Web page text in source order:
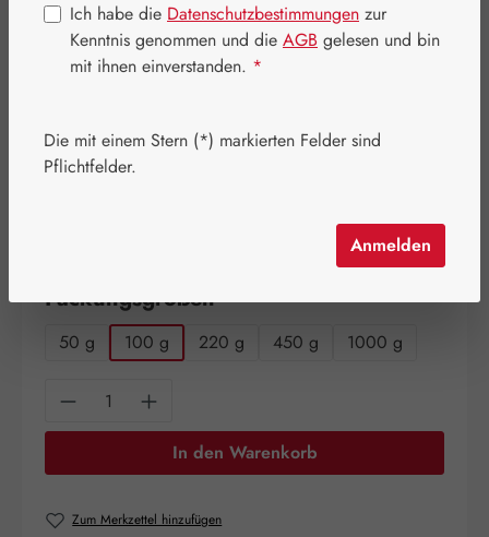
19,70 €
Inhalt: 0.1 Kilogramm (197,00 € / 1 Kilogramm)
Preise inkl. MwSt. zzgl. Versandkosten
Packungsgrößenauswählen
50 g 100 g 220 g 450 g 1000 g
Produkt Anzahl: Gib den gewünschten
In den Warenkorb
Zum Merkzettel hinzufügen
Ich habe die Datenschutzbestimmungen zur
Kenntnis genommen und die AGB gelesen und bin
mit ihnen einverstanden. *
Die mit einem Stern (*) markierten Felder sind
Pflichtfelder.
Anmelden